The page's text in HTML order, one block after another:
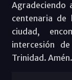
Agradeciendo
centenaria de
ciudad,
intercesión
Trinidad. Amén.